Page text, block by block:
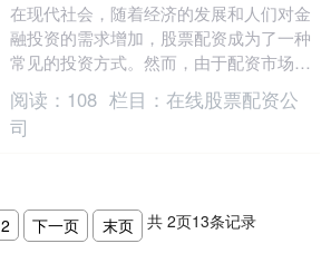
在现代社会，随着经济的发展和人们对金
融投资的需求增加，股票配资成为了一种
常见的投资方式。然而，由于配资市场乱
象丛生，很多投资者难以选择合适的配资
代理。因此，本文....
阅读： 108 栏目： 在线股票配资公
司
2 下一页 末页 共 2页13条记录